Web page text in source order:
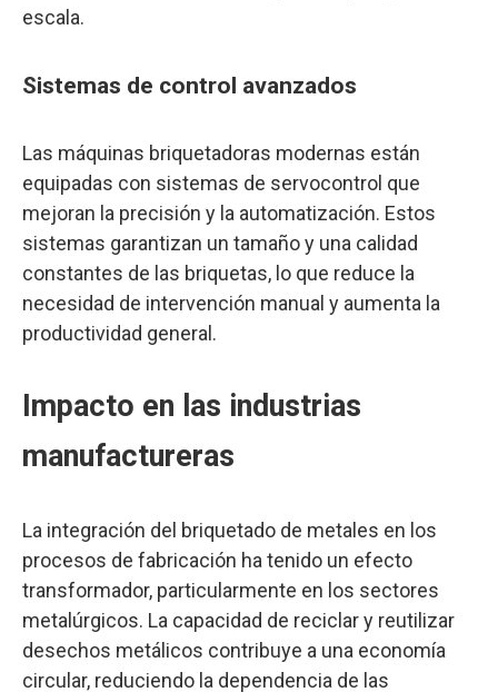
escala.
Sistemas de control avanzados
Las máquinas briquetadoras modernas están
equipadas con sistemas de servocontrol que
mejoran la precisión y la automatización. Estos
sistemas garantizan un tamaño y una calidad
constantes de las briquetas, lo que reduce la
necesidad de intervención manual y aumenta la
productividad general.
Impacto en las industrias
manufactureras
La integración del briquetado de metales en los
procesos de fabricación ha tenido un efecto
transformador, particularmente en los sectores
metalúrgicos. La capacidad de reciclar y reutilizar
desechos metálicos contribuye a una economía
circular, reduciendo la dependencia de las